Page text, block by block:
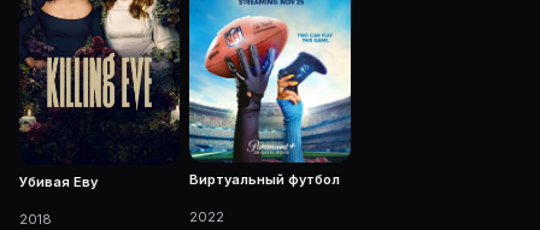
Убивая Еву
2018
Виртуальный футбол
2022